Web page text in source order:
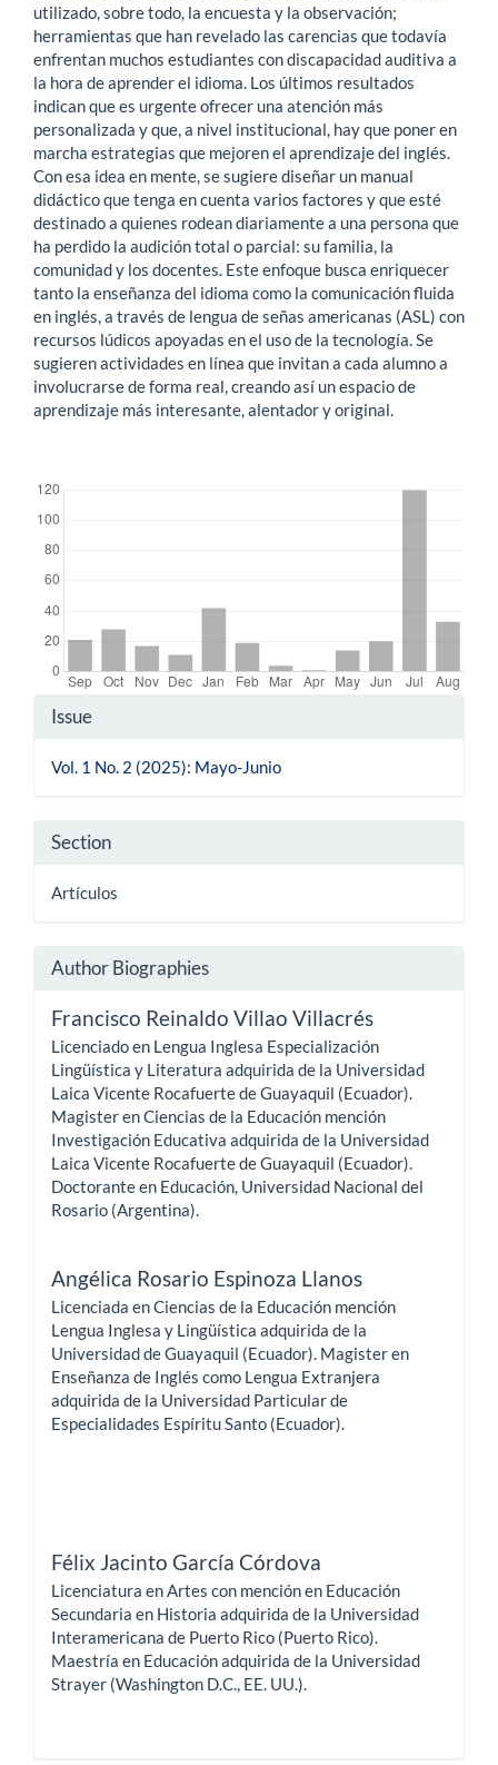
utilizado, sobre todo, la encuesta y la observación;
herramientas que han revelado las carencias que todavía
enfrentan muchos estudiantes con discapacidad auditiva a
la hora de aprender el idioma. Los últimos resultados
indican que es urgente ofrecer una atención más
personalizada y que, a nivel institucional, hay que poner en
marcha estrategias que mejoren el aprendizaje del inglés.
Con esa idea en mente, se sugiere diseñar un manual
didáctico que tenga en cuenta varios factores y que esté
destinado a quienes rodean diariamente a una persona que
ha perdido la audición total o parcial: su familia, la
comunidad y los docentes. Este enfoque busca enriquecer
tanto la enseñanza del idioma como la comunicación fluida
en inglés, a través de lengua de señas americanas (ASL) con
recursos lúdicos apoyadas en el uso de la tecnología. Se
sugieren actividades en línea que invitan a cada alumno a
involucrarse de forma real, creando así un espacio de
aprendizaje más interesante, alentador y original.
Article
Details
Issue
Vol. 1 No. 2 (2025): Mayo-Junio
Section
Artículos
Author Biographies
Francisco Reinaldo Villao Villacrés
Licenciado en Lengua Inglesa Especialización
Lingüística y Literatura adquirida de la Universidad
Laica Vicente Rocafuerte de Guayaquil (Ecuador).
Magister en Ciencias de la Educación mención
Investigación Educativa adquirida de la Universidad
Laica Vicente Rocafuerte de Guayaquil (Ecuador).
Doctorante en Educación, Universidad Nacional del
Rosario (Argentina).
Angélica Rosario Espinoza Llanos
Licenciada en Ciencias de la Educación mención
Lengua Inglesa y Lingüística adquirida de la
Universidad de Guayaquil (Ecuador). Magister en
Enseñanza de Inglés como Lengua Extranjera
adquirida de la Universidad Particular de
Especialidades Espíritu Santo (Ecuador).
Félix Jacinto García Córdova
Licenciatura en Artes con mención en Educación
Secundaria en Historia adquirida de la Universidad
Interamericana de Puerto Rico (Puerto Rico).
Maestría en Educación adquirida de la Universidad
Strayer (Washington D.C., EE. UU.).